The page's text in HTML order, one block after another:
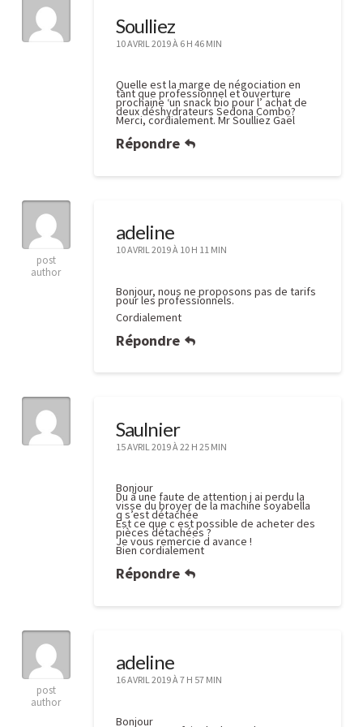
l’importateur
sélectionnéSoulliez
10 AVRIL 2019 À 6 H 46 MIN
Quelle est la marge de négociation en
tant que professionnel et ouverture
prochaine ‘un snack bio pour l’ achat de
deux déshydrateurs Sedona Combo?
Merci, cordialement. Mr Soulliez Gaël
Répondre
post
author
adeline
10 AVRIL 2019 À 10 H 11 MIN
Bonjour, nous ne proposons pas de tarifs
pour les professionnels.
Cordialement
Répondre
Saulnier
15 AVRIL 2019 À 22 H 25 MIN
Bonjour
Du à une faute de attention j ai perdu la
visse du broyer de la machine soyabella
q s’est détachée
Est ce que c est possible de acheter des
pièces détachées ?
Je vous remercie d avance !
Bien cordialement
Répondre
post
author
adeline
16 AVRIL 2019 À 7 H 57 MIN
Bonjour